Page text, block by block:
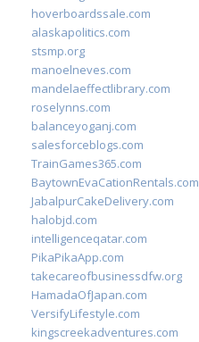
hoverboardssale.com
alaskapolitics.com
stsmp.org
manoelneves.com
mandelaeffectlibrary.com
roselynns.com
balanceyoganj.com
salesforceblogs.com
TrainGames365.com
BaytownEvaCationRentals.com
JabalpurCakeDelivery.com
halobjd.com
intelligenceqatar.com
PikaPikaApp.com
takecareofbusinessdfw.org
HamadaOfJapan.com
VersifyLifestyle.com
kingscreekadventures.com